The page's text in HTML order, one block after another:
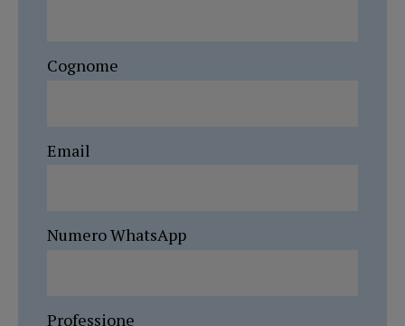
Cognome
Email
Numero WhatsApp
Professione